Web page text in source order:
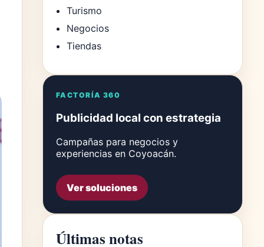
Turismo
Negocios
Tiendas
FACTORÍA 360
Publicidad local con estrategia
Campañas para negocios y
experiencias en Coyoacán.
Ver soluciones
Últimas notas